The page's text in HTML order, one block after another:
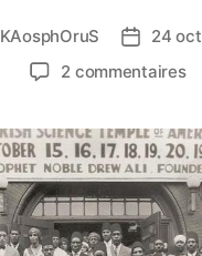
KAosphOruS
D
d
e
l
’
a
24
2 commentairess
L
’
É
g
l